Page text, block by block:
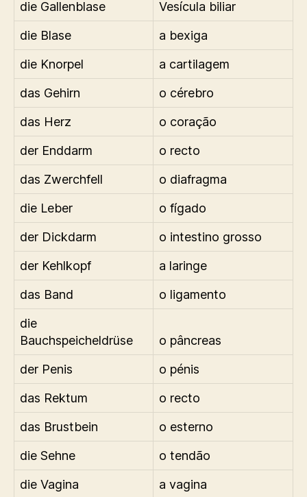
die Gallenblase
Vesícula biliar
die Blase
a bexiga
die Knorpel
a cartilagem
das Gehirn
o cérebro
das Herz
o coração
der Enddarm
o recto
das Zwerchfell
o diafragma
die Leber
o fígado
der Dickdarm
o intestino grosso
der Kehlkopf
a laringe
das Band
o ligamento
die
Bauchspeicheldrüse
o pâncreas
der Penis
o pénis
das Rektum
o recto
das Brustbein
o esterno
die Sehne
o tendão
die Vagina
a vagina